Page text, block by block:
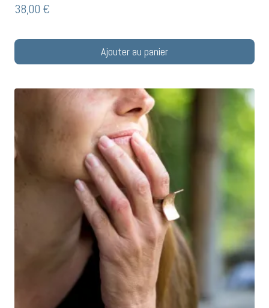
38,00 €
Ajouter au panier